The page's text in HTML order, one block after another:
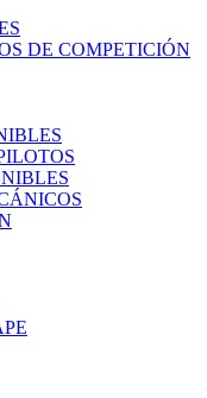
DE COMPETICIÓN